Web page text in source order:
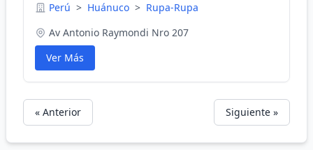
Perú > Huánuco > Rupa-Rupa
Av Antonio Raymondi Nro 207
Ver Más
« Anterior Siguiente »